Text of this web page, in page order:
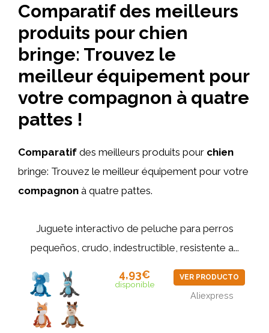
Comparatif des meilleurs
produits pour chien
bringe: Trouvez le
meilleur équipement pour
votre compagnon à quatre
pattes !
Comparatif des meilleurs produits pour chien
bringe: Trouvez le meilleur équipement pour votre
compagnon à quatre pattes.
Juguete interactivo de peluche para perros
pequeños, crudo, indestructible, resistente a...
4,93€
disponible
VER PRODUCTO
Aliexpress